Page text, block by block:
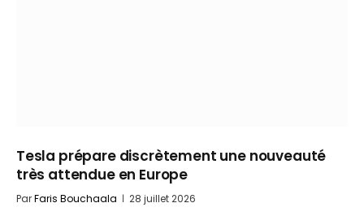
Tesla prépare discrètement une nouveauté
très attendue en Europe
ParFaris Bouchaala 28 juillet 2026